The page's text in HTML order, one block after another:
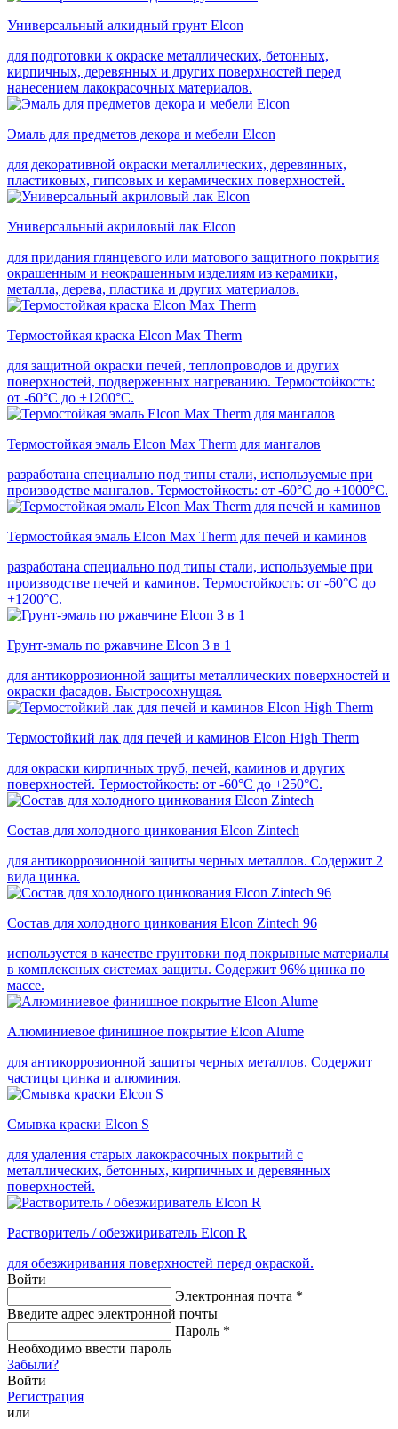
Универсальный алкидный грунт Elcon
для подготовки к окраске металлических, бетонных,
кирпичных, деревянных и других поверхностей перед
нанесением лакокрасочных материалов.
Эмаль для предметов декора и мебели Elcon
для декоративной окраски металлических, деревянных,
пластиковых, гипсовых и керамических поверхностей.
Универсальный акриловый лак Elcon
для придания глянцевого или матового защитного покрытия
окрашенным и неокрашенным изделиям из керамики,
металла, дерева, пластика и других материалов.
Термостойкая краска Elcon Max Therm
для защитной окраски печей, теплопроводов и других
поверхностей, подверженных нагреванию. Термостойкость:
от -60°С до +1200°С.
Термостойкая эмаль Elcon Max Therm для мангалов
разработана специально под типы стали, используемые при
производстве мангалов. Термостойкость: от -60°С до +1000°С.
Термостойкая эмаль Elcon Max Therm для печей и каминов
разработана специально под типы стали, используемые при
производстве печей и каминов. Термостойкость: от -60°С до
+1200°С.
Грунт-эмаль по ржавчине Elcon 3 в 1
для антикоррозионной защиты металлических поверхностей и
окраски фасадов. Быстросохнущая.
Термостойкий лак для печей и каминов Elcon High Therm
для окраски кирпичных труб, печей, каминов и других
поверхностей. Термостойкость: от -60°С до +250°С.
Состав для холодного цинкования Elcon Zintech
для антикоррозионной защиты черных металлов. Содержит 2
вида цинка.
Состав для холодного цинкования Elcon Zintech 96
используется в качестве грунтовки под покрывные материалы
в комплексных системах защиты. Cодержит 96% цинка по
массе.
Алюминиевое финишное покрытие Elcon Alume
для антикоррозионной защиты черных металлов. Содержит
частицы цинка и алюминия.
Смывка краски Elcon S
для удаления старых лакокрасочных покрытий с
металлических, бетонных, кирпичных и деревянных
поверхностей.
Растворитель / обезжириватель Elcon R
для обезжиривания поверхностей перед окраской.
Войти
Электронная почта *
Введите адрес электронной почты
Пароль *
Необходимо ввести пароль
Забыли?
Войти
Регистрация
или